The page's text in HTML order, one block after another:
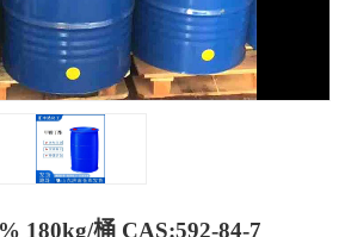
180kg/桶 CAS:592-84-7
甲醇钠
三乙胺